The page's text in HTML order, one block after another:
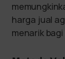
harga jual
menarik bagi